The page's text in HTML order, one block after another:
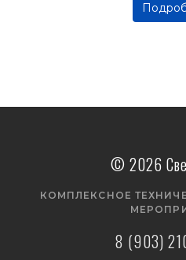
© 2026
КОМПЛЕКСНОЕ
8 (903)